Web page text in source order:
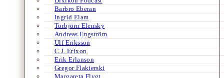
Barbro Eberan
Ingrid Elam
Torbjörn Elensky
Andreas Engström
Ulf Eriksson
C.J. Erixon
Erik Erlanson
Gregor Flakierski
Margareta Flygt